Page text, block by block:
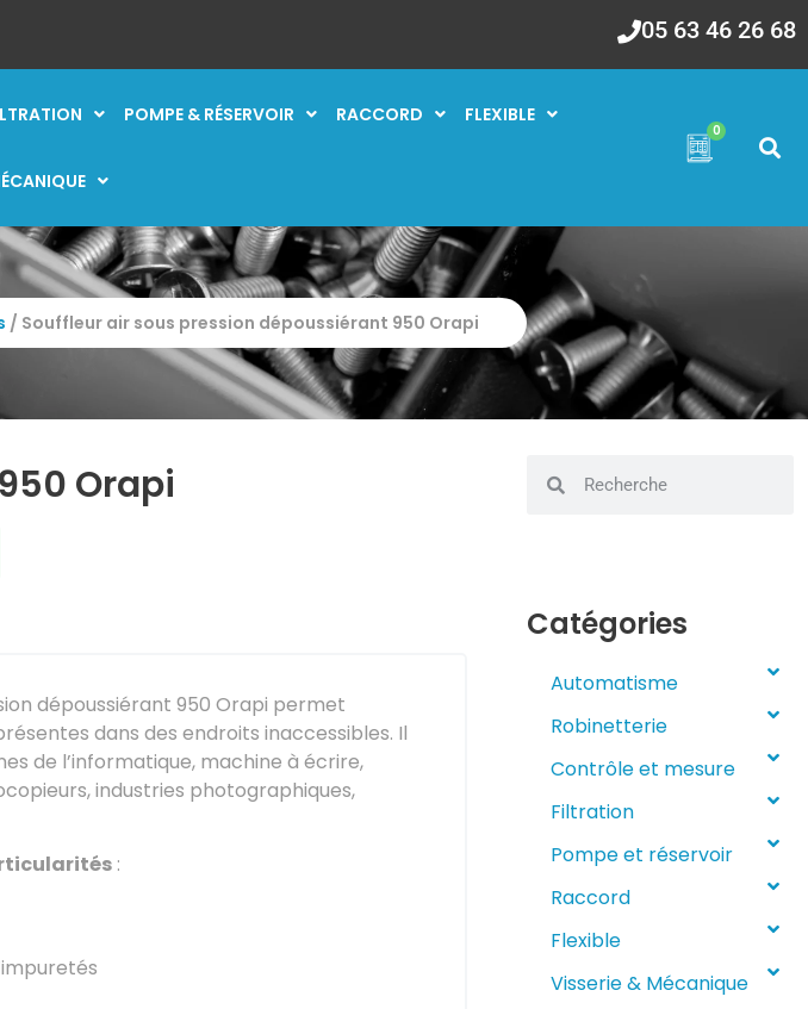
05 63 46 26 68
POMPE & RÉSERVOIR RACCORD FLEXIBLE
0
/ Souffleur air sous pression dépoussiérant 950 Orapi
Orapi
dépoussiérant 950 Orapi permet
dans des endroits inaccessibles. Il
de l’informatique, machine à écrire,
industries photographiques,
:
Catégories
Automatisme
Robinetterie
Contrôle et mesure
Filtration
Pompe et réservoir
Raccord
Flexible
Visserie & Mécanique